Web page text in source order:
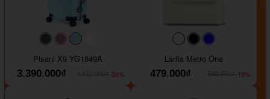
#40454a#b76e79
#9ad8e7
Pisani X9 YG1849A
3.390.000₫
-26%
#faf0e6#000000
Larita Metro One
479.000₫
-19%